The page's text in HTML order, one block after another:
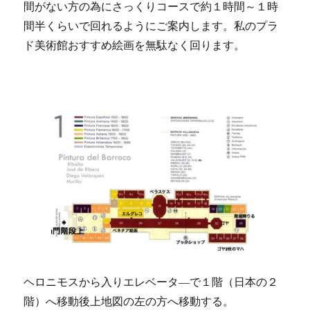
間がない方の為にさっくりコースで約１時間～１時
間半くらいで回れるようにご案内します。私のプラ
ド美術館おすすめ絵画を無駄なく回ります。
ヘロニモスから入りエレベータ―で１階（日本の２
階）へ移動後上地図の左の方へ移動する。